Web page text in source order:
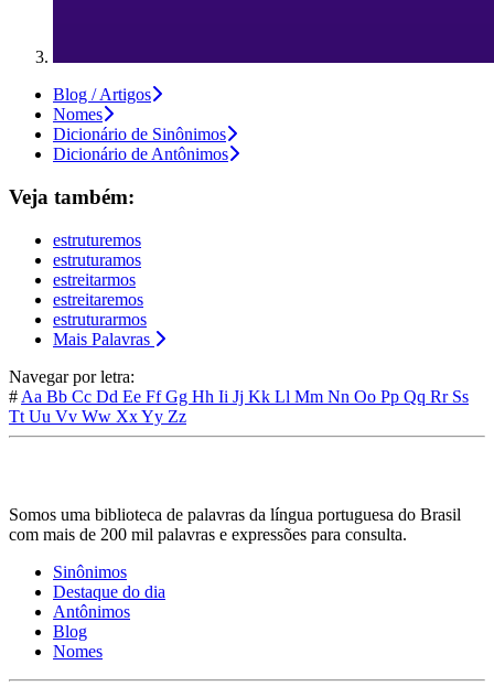
Blog / Artigos
Nomes
Dicionário de Sinônimos
Dicionário de Antônimos
Veja também:
estruturemos
estruturamos
estreitarmos
estreitaremos
estruturarmos
Mais Palavras
Navegar por letra:
# Aa Bb Cc Dd Ee FfGg Hh Ii Jj Kk Ll Mm Nn Oo Pp Qq Rr Ss
Tt Uu Vv Ww XxYy Zz
Somos uma biblioteca de palavras da língua portuguesa do Brasil
com mais de 200 mil palavras e expressões para consulta.
Sinônimos
Destaque do dia
Antônimos
Blog
Nomes